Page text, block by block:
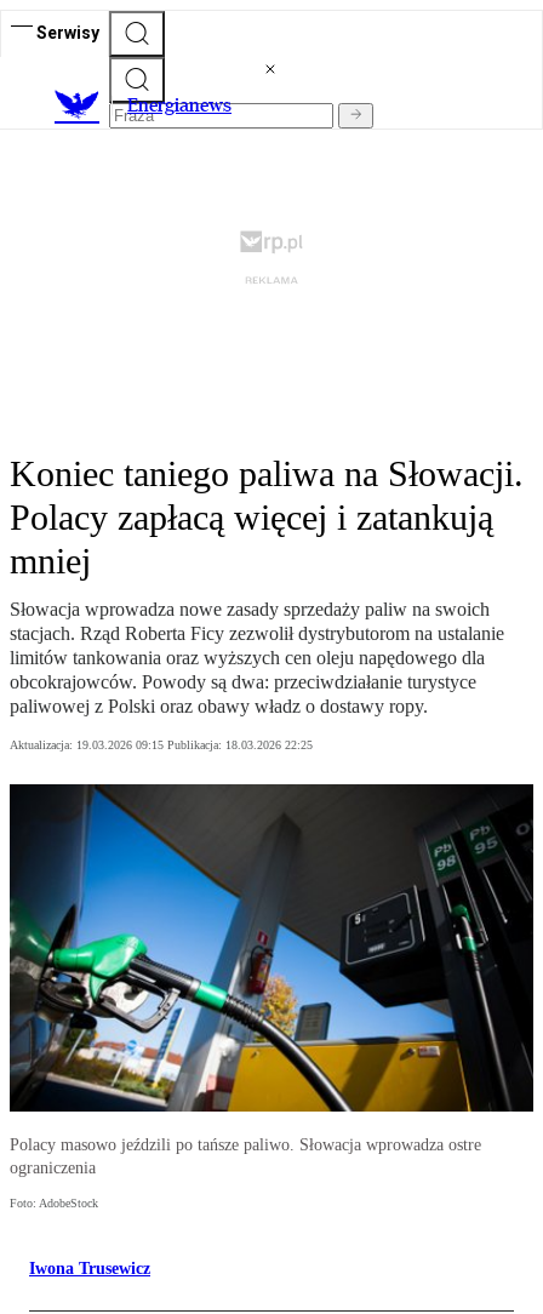
Serwisy
Energianews
Koniec taniego paliwa na Słowacji.
Polacy zapłacą więcej i zatankują
mniej
Słowacja wprowadza nowe zasady sprzedaży paliw na swoich
stacjach. Rząd Roberta Ficy zezwolił dystrybutorom na ustalanie
limitów tankowania oraz wyższych cen oleju napędowego dla
obcokrajowców. Powody są dwa: przeciwdziałanie turystyce
paliwowej z Polski oraz obawy władz o dostawy ropy.
Aktualizacja: 19.03.2026 09:15 Publikacja: 18.03.2026 22:25
Polacy masowo jeździli po tańsze paliwo. Słowacja wprowadza ostre
ograniczenia
Foto: AdobeStock
Iwona Trusewicz